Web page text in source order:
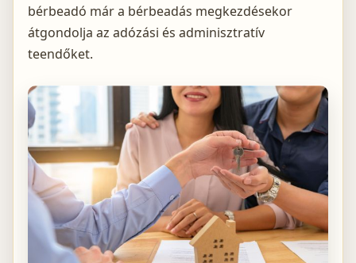
bérbeadó már a bérbeadás megkezdésekor
átgondolja az adózási és adminisztratív
teendőket.